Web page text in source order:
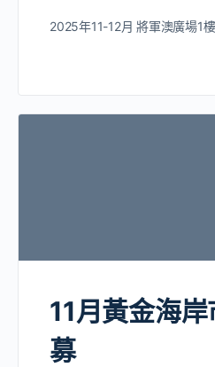
2025年11-12月 將軍澳廣場1
11月黃金海
募